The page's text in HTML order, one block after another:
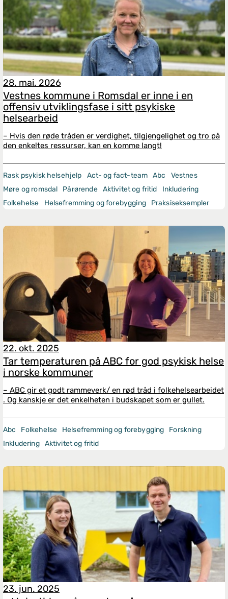
28. mai. 2026
Vestnes kommune i Romsdal er inne i en
offensiv utviklingsfase i sitt psykiske
helsearbeid
– Hvis den røde tråden er verdighet, tilgjengelighet og tro på
den enkeltes ressurser, kan en komme langt!
Rask psykisk helsehjelp Act- og fact-team Abc
Vestnes
Møre og romsdal
Pårørende Aktivitet og fritid
Inkludering
Folkehelse
Helsefremming og forebygging Praksiseksempler
22. okt. 2025
Tar temperaturen på ABC for god psykisk helse
i norske kommuner
– ABC gir et godt rammeverk/ en rød tråd i folkehelsearbeidet​
. Og kanskje er det enkelheten i budskapet som er gullet.
Abc Folkehelse Helsefremming og forebygging
Forskning
Inkludering
Aktivitet og fritid
23. jun. 2025